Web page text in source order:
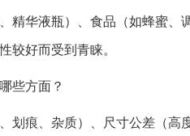
精华液瓶）、食品（如蜂蜜
较好而受到青睐。
些方面？
划痕、杂质）、尺寸公差（